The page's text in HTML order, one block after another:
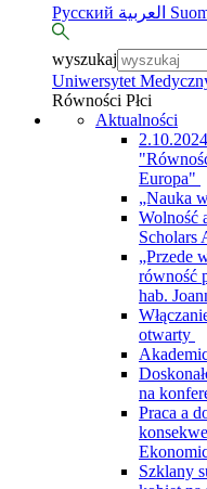
Русский
wyszukaj
Uniwersytet
Równości Płci
Aktualności
Europa"
„Nauka
Wolność
Scholars
„Przede
równość
hab.
otwarty
na
Praca a
Szklany